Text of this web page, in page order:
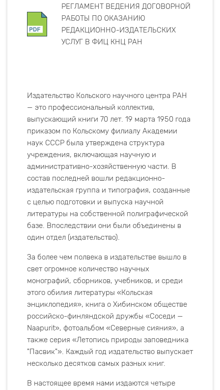
РЕГЛАМЕНТ ВЕДЕНИЯ ДОГОВОРНОЙ
РАБОТЫ ПО ОКАЗАНИЮ
РЕДАКЦИОННО-ИЗДАТЕЛЬСКИХ
УСЛУГ В ФИЦ КНЦ РАН
Издательство Кольского научного центра РАН
— это профессиональный коллектив,
выпускающий книги 70 лет. 19 марта 1950 года
приказом по Кольскому филиалу Академии
наук СССР была утверждена структура
учреждения, включающая научную и
административно-хозяйственную части. В
состав последней вошли редакционно-
издательская группа и типография, созданные
с целью подготовки и выпуска научной
литературы на собственной полиграфической
базе. Впоследствии они были объединены в
один отдел (издательство).
За более чем полвека в издательстве вышло в
свет огромное количество научных
монографий, сборников, учебников, и среди
этого обилия литературы «Кольская
энциклопедия», книга о Хибинском обществе
российско-финляндской дружбы «Соседи —
Naapurit», фотоальбом «Северные сияния», а
также серия «Летопись природы заповедника
"Пасвик"». Каждый год издательство выпускает
несколько десятков самых разных книг.
В настоящее время нами издаются четыре